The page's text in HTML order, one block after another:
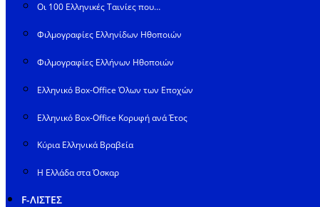
Οι 100 Ελληνικές Ταινίες που…
Φιλμογραφίες Ελληνίδων Ηθοποιών
Φιλμογραφίες Ελλήνων Ηθοποιών
Ελληνικό Box-Office Όλων των Εποχών
Ελληνικό Box-Office Κορυφή ανά Έτος
Κύρια Ελληνικά Βραβεία
Η Ελλάδα στα Όσκαρ
F-ΛΙΣΤΕΣ